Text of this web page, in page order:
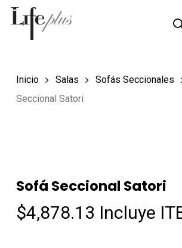
Skip
Búsqueda
productos
Inicio Salas Sofás Seccionales
Seccional Satori
Sofá Seccional Satori
$4,878.13 Incluye